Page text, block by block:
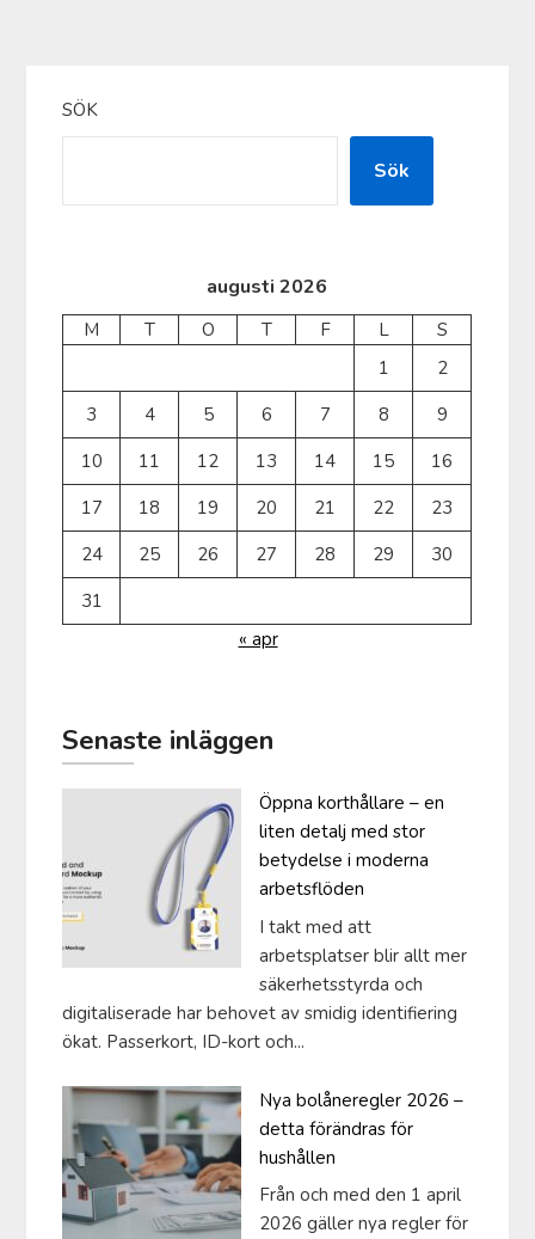
SÖK
Sök
augusti 2026
M T O T F L
S
1
2
3
4 5 6 7 8
9
10
11 12 13 14 15
16
17
18 19 20 21 22
23
24
25 26 27 28 29
30
31
« apr
Senaste inläggen
Öppna korthållare – en
liten detalj med stor
betydelse i moderna
arbetsflöden
I takt med att
arbetsplatser blir allt mer
säkerhetsstyrda och
digitaliserade har behovet av smidig identifiering
ökat. Passerkort, ID-kort och...
Nya bolåneregler 2026 –
detta förändras för
hushållen
Från och med den 1 april
2026 gäller nya regler för